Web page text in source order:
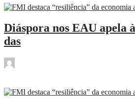
Diáspora nos EAU apela
das